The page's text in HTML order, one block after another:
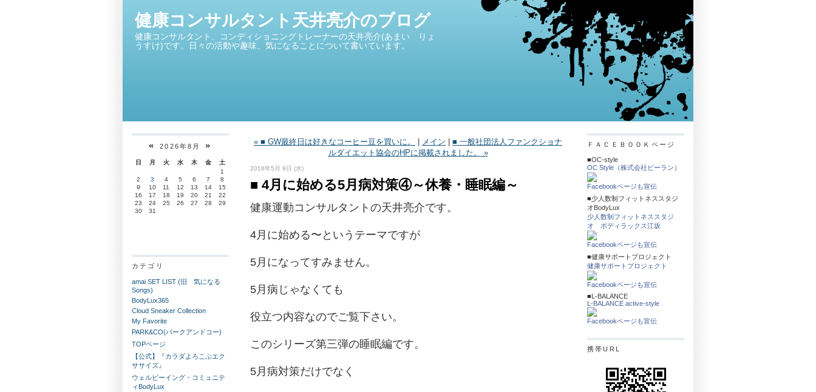
健康コンサルタント天井亮介のブログ
健康コンサルタント、コンディショニングトレーナーの天井亮介(あまい りょ
うすけ)です。日々の活動や趣味、気になることについて書いています。
«2026年8月 »
日 月 火 水 木 金
土
1
2
3 4 5 6 7
8
9
10 11 12 13 14
15
16
17 18 19 20 21
22
23
24 25 26 27 28
29
30
31
カテゴリ
amai SET LIST (旧 気になる
Songs)
BodyLux365
Cloud Sneaker Collection
My Favorite
PARK&CO(パークアンドコー)
TOPページ
【公式】『カラダよろこぶエク
ササイズ』
ウェルビーイング・コミュニテ
ィBodyLux
« ■ GW最終日は好きなコーヒー豆を買いに。 メイン
■ 一般社団法人ファンクショナ
ルダイエット協会のHPに掲載されました。 »
2018年5月 9日 (水)
■ 4月に始める5月病対策④～休養・睡眠編～
健康運動コンサルタントの天井亮介です。
4月に始める〜というテーマですが
5月になってすみません。
5月病じゃなくても
役立つ内容なのでご覧下さい。
このシリーズ第三弾の睡眠編です。
5月病対策だけでなく
ＦＡＣＥＢＯＯＫページ
■OC-style
OC Style（株式会社ビーラン）
Facebookページも宣伝
■少人数制フィットネススタジ
オBodyLux
少人数制フィットネススタジ
オ ボディラックス江坂
Facebookページも宣伝
■健康サポートプロジェクト
健康サポートプロジェクト
Facebookページも宣伝
■L-BALANCE
L-BALANCE active-style
Facebookページも宣伝
携帯URL